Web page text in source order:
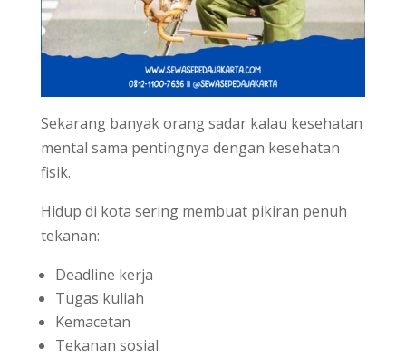
Sekarang banyak orang sadar kalau kesehatan
mental sama pentingnya dengan kesehatan
fisik.
Hidup di kota sering membuat pikiran penuh
tekanan:
Deadline kerja
Tugas kuliah
Kemacetan
Tekanan sosial